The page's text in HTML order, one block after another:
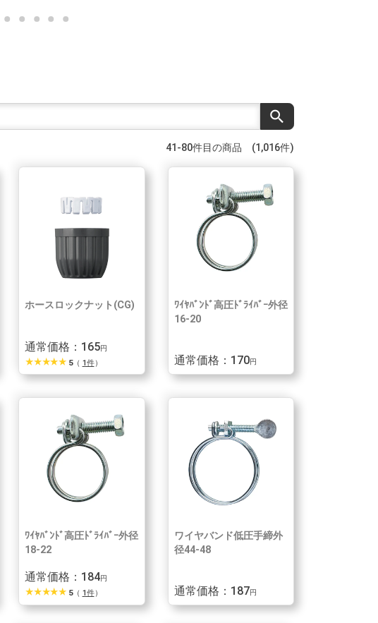
search
41-80件目の商品 (1,016件)
ホースロックナット(CG)
通常価格：165円
star_ratestar_ratestar_ratestar_ratestar_rate 5（ 1件）
ﾜｲﾔﾊﾞﾝﾄﾞ高圧ﾄﾞﾗｲﾊﾞｰ外径
16-20
通常価格：170円
ﾜｲﾔﾊﾞﾝﾄﾞ高圧ﾄﾞﾗｲﾊﾞｰ外径
18-22
通常価格：184円
star_ratestar_ratestar_ratestar_ratestar_rate 5（ 1件）
ワイヤバンド低圧手締外
径44-48
通常価格：187円